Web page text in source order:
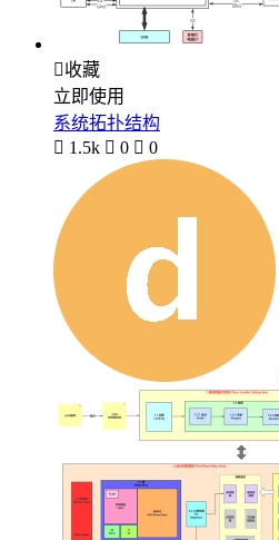
收藏
立即使用
系统拓扑结构
 1.5k  0  0